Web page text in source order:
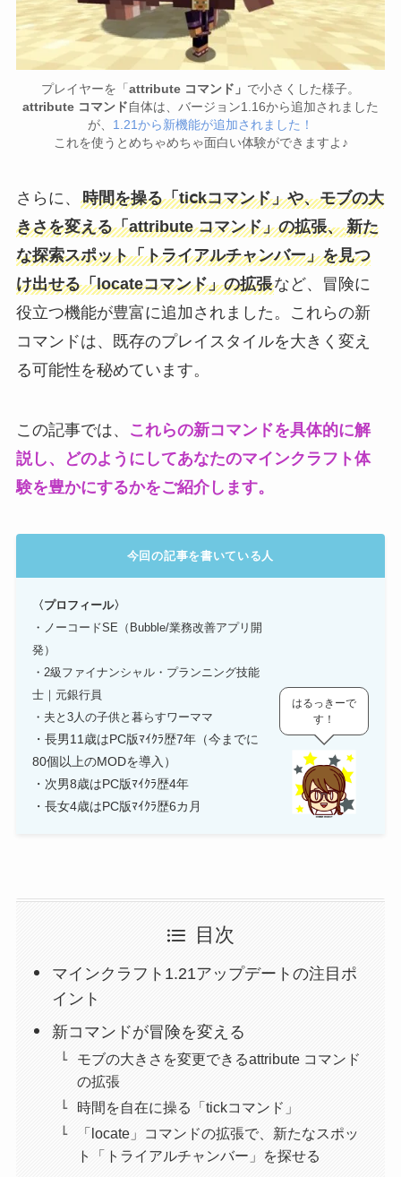
プレイヤーを「 attribute コマンド」 で小さくした様子。
attribute コマンド自体は、バージョン1.16から追加されました
が、 1.21から新機能が追加されました！
これを使うとめちゃめちゃ面白い体験ができますよ♪
さらに、 時間を操る「tiⅽkコマンド」や、モブの大
きさを変える「attribute コマンド」の拡張、 新た
な探索スポット「トライアルチャンバー」を見つ
け出せる「locateコマンド」の拡張など、冒険に
役立つ機能が豊富に追加されました。これらの新
コマンドは、既存のプレイスタイルを大きく変え
る可能性を秘めています。
この記事では、
これらの新コマンドを具体的に解
説し、どのようにしてあなたのマインクラフト体
験を豊かにするかをご紹介します。
今回の記事を書いている人
〈プロフィール〉
・ノーコードSE（Bubble/業務改善アプリ開
発）
・2級ファイナンシャル・プランニング技能
士｜元銀行員
・夫と3人の子供と暮らすワーママ
・長男11歳はPC版ﾏｲｸﾗ歴7年（今までに
80個以上のMODを導入）
・次男8歳はPC版ﾏｲｸﾗ歴4年
・長女4歳はPC版ﾏｲｸﾗ歴6カ月
はるっきーで
す！
目次
マインクラフト1.21アップデートの注目ポ
イント
新コマンドが冒険を変える
モブの大きさを変更できるattribute コマンド
の拡張
時間を自在に操る「tickコマンド」
「locate」コマンドの拡張で、新たなスポッ
ト「トライアルチャンバー」を探せる